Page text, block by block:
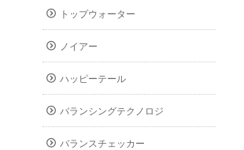
トップウォーター
ノイアー
ハッピーテール
バランシングテクノロジ
バランスチェッカー